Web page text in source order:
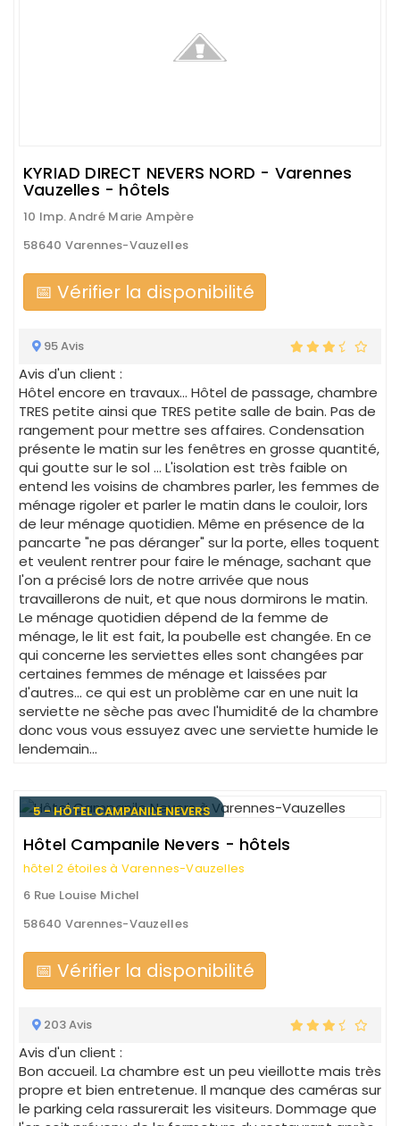
KYRIAD DIRECT NEVERS NORD - Varennes
Vauzelles - hôtels
10 Imp. André Marie Ampère
58640 Varennes-Vauzelles
📅 Vérifier la disponibilité
95 Avis
Avis d'un client :
Hôtel encore en travaux... Hôtel de passage, chambre
TRES petite ainsi que TRES petite salle de bain. Pas de
rangement pour mettre ses affaires. Condensation
présente le matin sur les fenêtres en grosse quantité,
qui goutte sur le sol ... L'isolation est très faible on
entend les voisins de chambres parler, les femmes de
ménage rigoler et parler le matin dans le couloir, lors
de leur ménage quotidien. Même en présence de la
pancarte "ne pas déranger" sur la porte, elles toquent
et veulent rentrer pour faire le ménage, sachant que
l'on a précisé lors de notre arrivée que nous
travaillerons de nuit, et que nous dormirons le matin.
Le ménage quotidien dépend de la femme de
ménage, le lit est fait, la poubelle est changée. En ce
qui concerne les serviettes elles sont changées par
certaines femmes de ménage et laissées par
d'autres... ce qui est un problème car en une nuit la
serviette ne sèche pas avec l'humidité de la chambre
donc vous vous essuyez avec une serviette humide le
lendemain...
5 - HÔTEL CAMPANILE NEVERS
Hôtel Campanile Nevers - hôtels
hôtel 2 étoiles à Varennes-Vauzelles
6 Rue Louise Michel
58640 Varennes-Vauzelles
📅 Vérifier la disponibilité
203 Avis
Avis d'un client :
Bon accueil. La chambre est un peu vieillotte mais très
propre et bien entretenue. Il manque des caméras sur
le parking cela rassurerait les visiteurs. Dommage que